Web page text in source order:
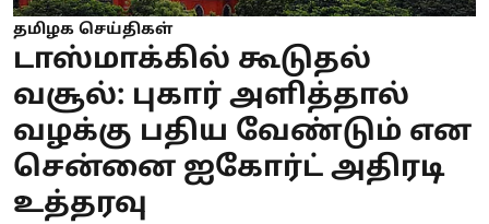
தமிழக செய்திகள்
டாஸ்மாக்கில் கூடுதல்
வசூல்: புகார் அளித்தால்
வழக்கு பதிய வேண்டும் என
சென்னை ஐகோர்ட் அதிரடி
உத்தரவு